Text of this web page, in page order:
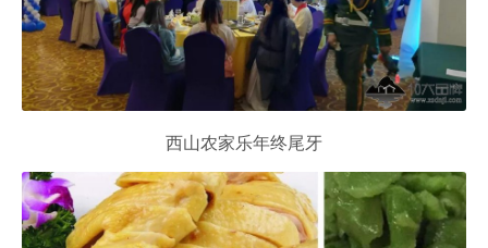
西山农家乐年终尾牙